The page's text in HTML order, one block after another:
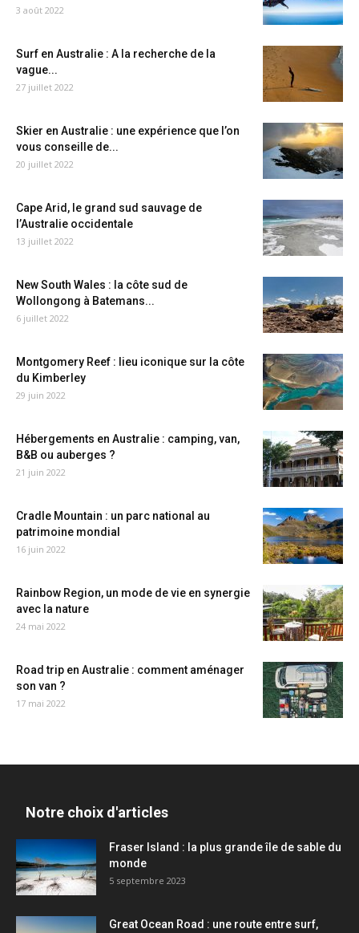
3 août 2022
Surf en Australie : A la recherche de la
vague...
27 juillet 2022
Skier en Australie : une expérience que l’on
vous conseille de...
20 juillet 2022
Cape Arid, le grand sud sauvage de
l’Australie occidentale
13 juillet 2022
New South Wales : la côte sud de
Wollongong à Batemans...
6 juillet 2022
Montgomery Reef : lieu iconique sur la côte
du Kimberley
29 juin 2022
Hébergements en Australie : camping, van,
B&B ou auberges ?
21 juin 2022
Cradle Mountain : un parc national au
patrimoine mondial
16 juin 2022
Rainbow Region, un mode de vie en synergie
avec la nature
24 mai 2022
Road trip en Australie : comment aménager
son van ?
17 mai 2022
Notre choix d'articles
Fraser Island : la plus grande île de sable du
monde
5 septembre 2023
Great Ocean Road : une route entre surf,